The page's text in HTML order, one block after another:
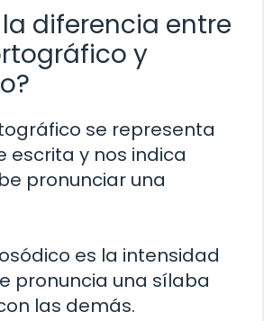
diferencia entre
y
se representa
escrita y nos indica
pronunciar una
es la intensidad
pronuncia una sílaba
las demás.